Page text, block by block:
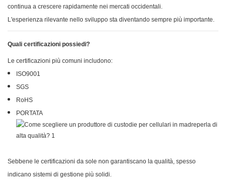
continua a crescere rapidamente nei mercati occidentali.
L'esperienza rilevante nello sviluppo sta diventando sempre più importante.
Quali certificazioni possiedi?
Le certificazioni più comuni includono:
ISO9001
SGS
RoHS
PORTATA
Sebbene le certificazioni da sole non garantiscano la qualità, spesso
indicano sistemi di gestione più solidi.